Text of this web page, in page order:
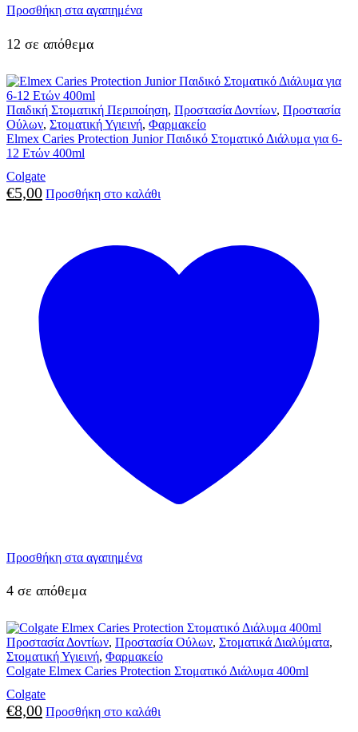
Προσθήκη στα αγαπημένα
12 σε απόθεμα
Παιδική Στοματική Περιποίηση, Προστασία Δοντίων, Προστασία
Ούλων, Στοματική Υγιεινή, Φαρμακείο
Elmex Caries Protection Junior Παιδικό Στοματικό Διάλυμα για 6-
12 Ετών 400ml
Colgate
€5,00 Προσθήκη στο καλάθι
Προσθήκη στα αγαπημένα
4 σε απόθεμα
Προστασία Δοντίων, Προστασία Ούλων, Στοματικά Διαλύματα,
Στοματική Υγιεινή, Φαρμακείο
Colgate Elmex Caries Protection Στοματικό Διάλυμα 400ml
Colgate
€8,00 Προσθήκη στο καλάθι